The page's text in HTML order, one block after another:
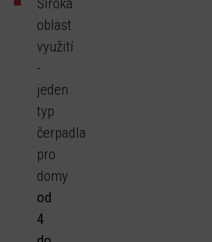
Široká
oblast
využití
-
jeden
typ
čerpadla
pro
domy
od
4